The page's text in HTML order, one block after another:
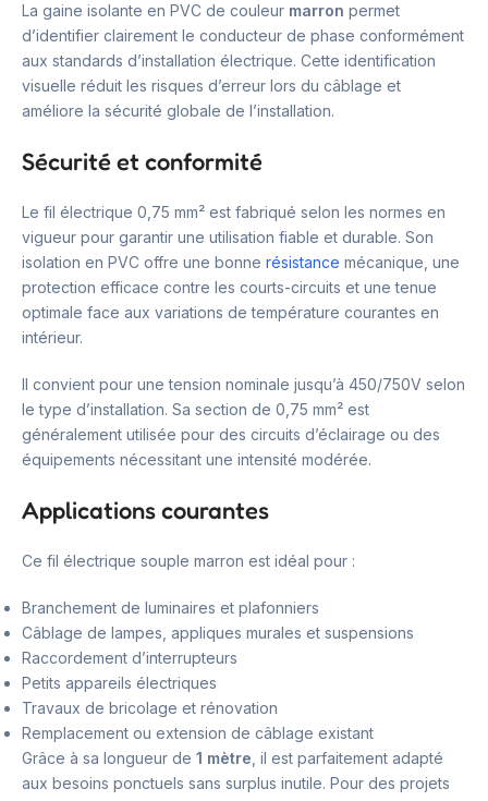
La gaine isolante en PVC de couleur marron permet
d’identifier clairement le conducteur de phase conformément
aux standards d’installation électrique. Cette identification
visuelle réduit les risques d’erreur lors du câblage et
améliore la sécurité globale de l’installation.
Sécurité et conformité
Le fil électrique 0,75 mm² est fabriqué selon les normes en
vigueur pour garantir une utilisation fiable et durable. Son
isolation en PVC offre une bonne résistance mécanique, une
protection efficace contre les courts-circuits et une tenue
optimale face aux variations de température courantes en
intérieur.
Il convient pour une tension nominale jusqu’à 450/750V selon
le type d’installation. Sa section de 0,75 mm² est
généralement utilisée pour des circuits d’éclairage ou des
équipements nécessitant une intensité modérée.
Applications courantes
Ce fil électrique souple marron est idéal pour :
Branchement de luminaires et plafonniers
Câblage de lampes, appliques murales et suspensions
Raccordement d’interrupteurs
Petits appareils électriques
Travaux de bricolage et rénovation
Remplacement ou extension de câblage existant
Grâce à sa longueur de 1 mètre , il est parfaitement adapté
aux besoins ponctuels sans surplus inutile. Pour des projets